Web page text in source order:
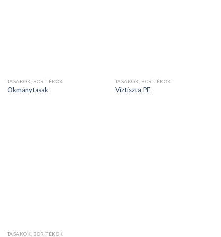
TASAKOK, BORÍTÉKOK
Okmánytasak
TASAKOK, BORÍTÉKOK
Víztiszta PE
TASAKOK, BORÍTÉKOK